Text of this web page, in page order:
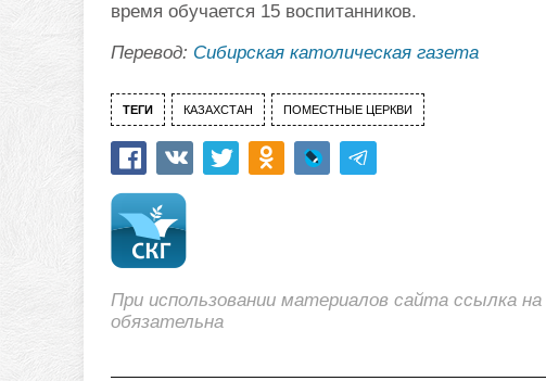
время обучается 15 воспитанников.
Перевод: Сибирская католическая газета
ТЕГИ КАЗАХСТАН ПОМЕСТНЫЕ ЦЕРКВИ
При использовании материалов сайта ссылка на
обязательна